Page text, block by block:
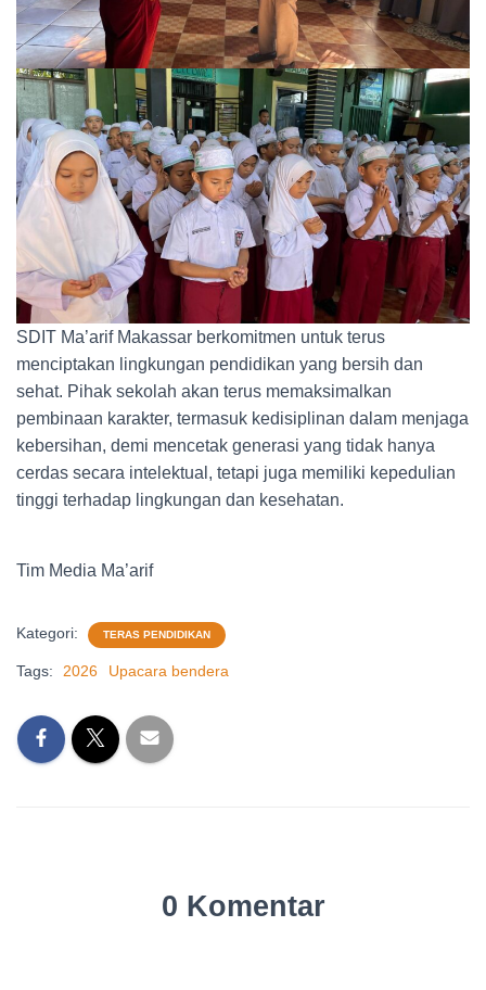
SDIT Ma’arif Makassar berkomitmen untuk terus
menciptakan lingkungan pendidikan yang bersih dan
sehat. Pihak sekolah akan terus memaksimalkan
pembinaan karakter, termasuk kedisiplinan dalam menjaga
kebersihan, demi mencetak generasi yang tidak hanya
cerdas secara intelektual, tetapi juga memiliki kepedulian
tinggi terhadap lingkungan dan kesehatan.
Tim Media Ma’arif
Kategori: TERAS PENDIDIKAN
Tags: 2026 Upacara bendera
0 Komentar